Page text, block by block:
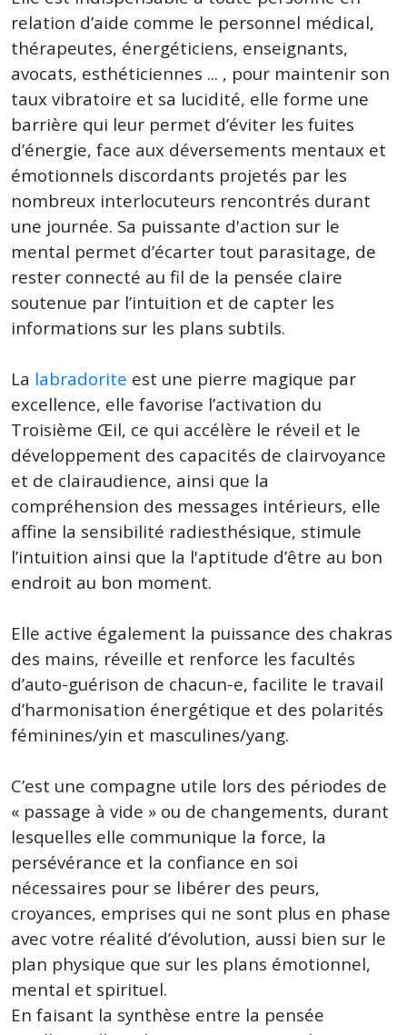
relation d’aide comme le personnel médical,
thérapeutes, énergéticiens, enseignants,
avocats, esthéticiennes ... , pour maintenir son
taux vibratoire et sa lucidité, elle forme une
barrière qui leur permet d’éviter les fuites
d’énergie, face aux déversements mentaux et
émotionnels discordants projetés par les
nombreux interlocuteurs rencontrés durant
une journée. Sa puissante d'action sur le
mental permet d’écarter tout parasitage, de
rester connecté au fil de la pensée claire
soutenue par l’intuition et de capter les
informations sur les plans subtils.
La labradorite est une pierre magique par
excellence, elle favorise l’activation du
Troisième Œil, ce qui accélère le réveil et le
développement des capacités de clairvoyance
et de clairaudience, ainsi que la
compréhension des messages intérieurs, elle
affine la sensibilité radiesthésique, stimule
l’intuition ainsi que la l'aptitude d’être au bon
endroit au bon moment.
Elle active également la puissance des chakras
des mains, réveille et renforce les facultés
d’auto-guérison de chacun-e, facilite le travail
d’harmonisation énergétique et des polarités
féminines/yin et masculines/yang.
C’est une compagne utile lors des périodes de
« passage à vide » ou de changements, durant
lesquelles elle communique la force, la
persévérance et la confiance en soi
nécessaires pour se libérer des peurs,
croyances, emprises qui ne sont plus en phase
avec votre réalité d’évolution, aussi bien sur le
plan physique que sur les plans émotionnel,
mental et spirituel.
En faisant la synthèse entre la pensée